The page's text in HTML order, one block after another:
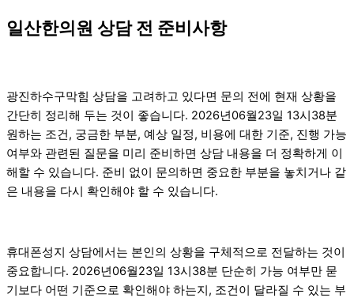
일산한의원 상담 전 준비사항
광진하수구막힘 상담을 고려하고 있다면 문의 전에 현재 상황을
간단히 정리해 두는 것이 좋습니다. 2026년06월23일 13시38분
원하는 조건, 궁금한 부분, 예상 일정, 비용에 대한 기준, 진행 가능
여부와 관련된 질문을 미리 준비하면 상담 내용을 더 정확하게 이
해할 수 있습니다. 준비 없이 문의하면 중요한 부분을 놓치거나 같
은 내용을 다시 확인해야 할 수 있습니다.
휴대폰성지 상담에서는 본인의 상황을 구체적으로 전달하는 것이
중요합니다. 2026년06월23일 13시38분 단순히 가능 여부만 묻
기보다 어떤 기준으로 확인해야 하는지, 조건이 달라질 수 있는 부